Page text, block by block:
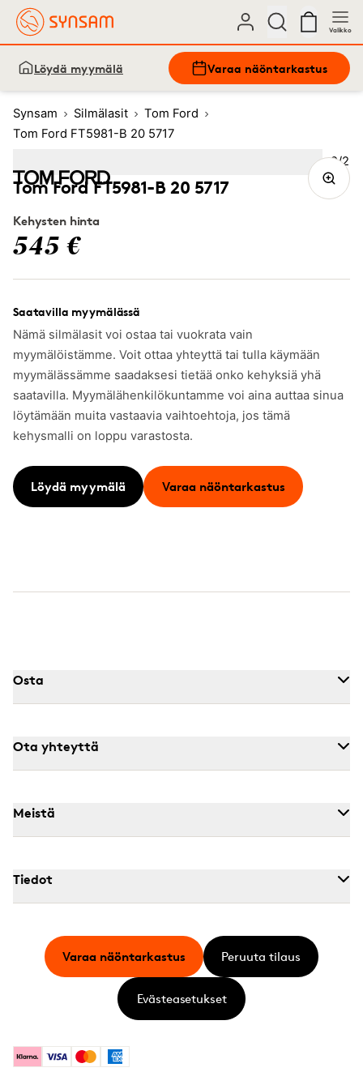
Valikko
Löydä myymälä Varaa näöntarkastus
Synsam Silmälasit
Tom Ford
Tom Ford FT5981-B 20 5717
Tom Ford FT5981-B 20 5717
Kehysten hinta
545 €
Saatavilla myymälässä
Nämä silmälasit voi ostaa tai vuokrata vain
myymälöistämme. Voit ottaa yhteyttä tai tulla käymään
myymälässämme saadaksesi tietää onko kehyksiä yhä
saatavilla. Myymälähenkilökuntamme voi aina auttaa sinua
löytämään muita vastaavia vaihtoehtoja, jos tämä
kehysmalli on loppu varastosta.
Löydä myymälä Varaa näöntarkastus
Kuva
2/2
Image (Current image)
Osta
Ota yhteyttä
Meistä
Tiedot
KlarnaVisa MastercardAmerican Express
Varaa näöntarkastus Peruuta tilaus
Evästeasetukset